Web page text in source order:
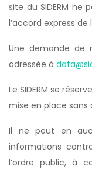
site du SIDERM
l’accord express
Une demande de
adressée à
Le SIDERM se
mise en place sans
Il ne peut en
informations
l’ordre public, à